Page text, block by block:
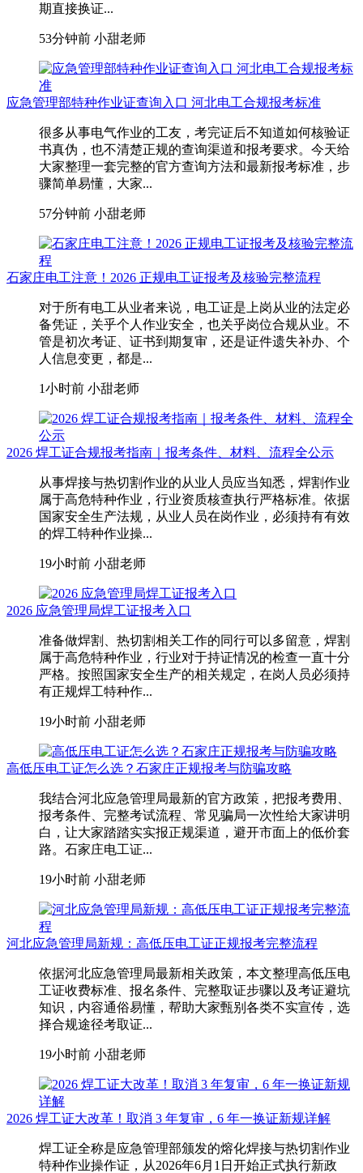
期直接换证...
53分钟前 小甜老师
应急管理部特种作业证查询入口 河北电工合规报考标准
很多从事电气作业的工友，考完证后不知道如何核验证
书真伪，也不清楚正规的查询渠道和报考要求。今天给
大家整理一套完整的官方查询方法和最新报考标准，步
骤简单易懂，大家...
57分钟前 小甜老师
石家庄电工注意！2026 正规电工证报考及核验完整流程
对于所有电工从业者来说，电工证是上岗从业的法定必
备凭证，关乎个人作业安全，也关乎岗位合规从业。不
管是初次考证、证书到期复审，还是证件遗失补办、个
人信息变更，都是...
1小时前 小甜老师
2026 焊工证合规报考指南｜报考条件、材料、流程全公示
从事焊接与热切割作业的从业人员应当知悉，焊割作业
属于高危特种作业，行业资质核查执行严格标准。依据
国家安全生产法规，从业人员在岗作业，必须持有有效
的焊工特种作业操...
19小时前 小甜老师
2026 应急管理局焊工证报考入口
准备做焊割、热切割相关工作的同行可以多留意，焊割
属于高危特种作业，行业对于持证情况的检查一直十分
严格。按照国家安全生产的相关规定，在岗人员必须持
有正规焊工特种作...
19小时前 小甜老师
高低压电工证怎么选？石家庄正规报考与防骗攻略
我结合河北应急管理局最新的官方政策，把报考费用、
报考条件、完整考试流程、常见骗局一次性给大家讲明
白，让大家踏踏实实报正规渠道，避开市面上的低价套
路。石家庄电工证...
19小时前 小甜老师
河北应急管理局新规：高低压电工证正规报考完整流程
依据河北应急管理局最新相关政策，本文整理高低压电
工证收费标准、报名条件、完整取证步骤以及考证避坑
知识，内容通俗易懂，帮助大家甄别各类不实宣传，选
择合规途径考取证...
19小时前 小甜老师
2026 焊工证大改革！取消 3 年复审，6 年一换证新规详解
焊工证全称是应急管理部颁发的熔化焊接与热切割作业
特种作业操作证，从2026年6月1日开始正式执行新政